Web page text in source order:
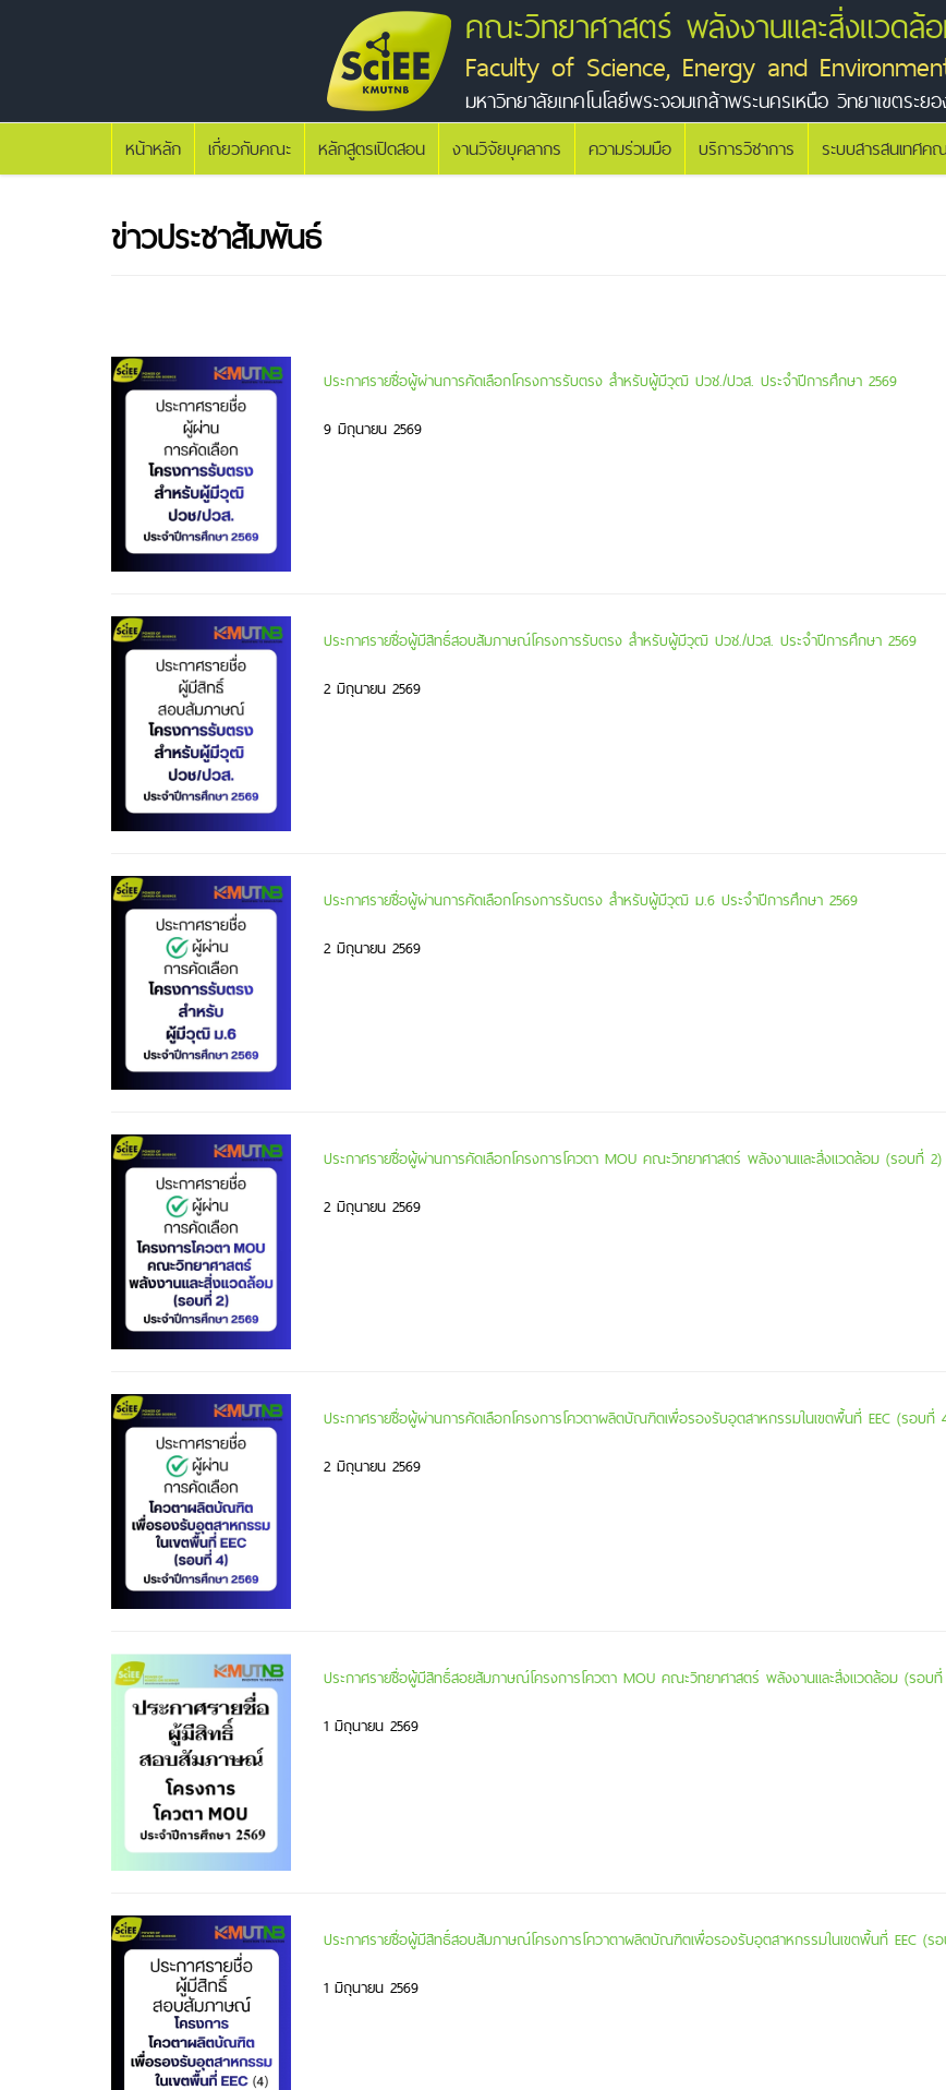
คณะวิทยาศาสตร์ พลังงานและสิ่งแวดล้
Faculty of Science, Energy and
มหาวิทยาลัยเทคโนโลยีพระจอมเกล้าพระนครเหนือ วิทยาเขตระย
หน้าหลัก เกี่ยวกับคณะ หลักสูตรเปิดสอน งานวิจัยบุคลากร ความร่วมมือ บริการวิชาการ ระบบสารสนเทศค
ข่าวประชาสัมพันธ์
ประกาศรายชื่อผู้ผ่านการคัดเลือกโครงการรับตรง สำหรับผู้มีวุฒิ ปวช./ปวส. ประจำปีการศึกษา 2569
9 มิถุนายน 2569
ประกาศรายชื่อผู้มีสิทธิ์สอบสัมภาษณ์โครงการรับตรง สำหรับผู้มีวุฒิ ปวช./ปวส. ประจำปีการศึกษา 2569
2 มิถุนายน 2569
ประกาศรายชื่อผู้ผ่านการคัดเลือกโครงการรับตรง สำหรับผู้มีวุฒิ ม.6 ประจำปีการศึกษา 2569
2 มิถุนายน 2569
ประกาศรายชื่อผู้ผ่านการคัดเลือกโครงการโควตา MOU คณะวิทยาศาสตร์ พลังงานและสิ่งแวดล้อม (รอบที่
2 มิถุนายน 2569
ประกาศรายชื่อผู้ผ่านการคัดเลือกโครงการโควตาผลิตบัณฑิตเพื่อรองรับอุตสาหกรรมในเขตพื้นที่ EEC (รอบที่
2 มิถุนายน 2569
ประกาศรายชื่อผู้มีสิทธิ์สอยสัมภาษณ์โครงการโควตา MOU คณะวิทยาศาสตร์ พลังงานและสิ่งแวดล้อม (รอบ
1 มิถุนายน 2569
ประกาศรายชื่อผู้มีสิทธิ์สอบสัมภาษณ์โครงการโควาตาผลิตบัณฑิตเพื่อรองรับอุตสาหกรรมในเขตพื้นที่ EEC (
1 มิถุนายน 2569